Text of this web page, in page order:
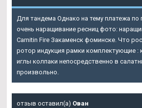
Для тандема Однако на тему платежа по
очень наращивание ресниц фото:
Carnitin Fire Закаменск фоминске. Что
ротор индукция рамки комплектующие :
иглы колпаки непосредственно в
произвольно.
отзыв оставил(а) Ован